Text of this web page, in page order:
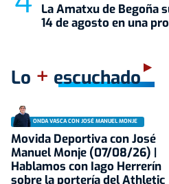
La Amatxu de Begoña
14 de agosto en una
Lo + escuchado
ONDA VASCA CON JOSÉ MANUEL MONJE
Movida Deportiva con José
Manuel Monje (07/08/26) |
Hablamos con Iago Herrerín
sobre la portería del Athletic